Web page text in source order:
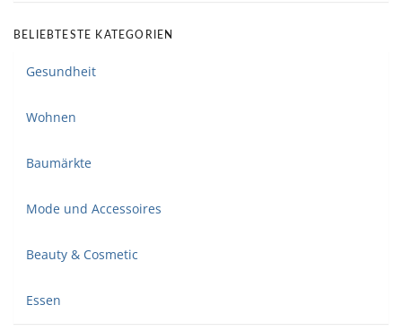
BELIEBTESTE KATEGORIEN
Gesundheit
Wohnen
Baumärkte
Mode und Accessoires
Beauty & Cosmetic
Essen